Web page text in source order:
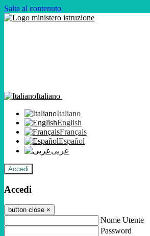
Salta al contenuto
Italiano
Italiano
English
Français
Español
عربى
Accedi
Accedi
button close ×
Nome Utente
Password